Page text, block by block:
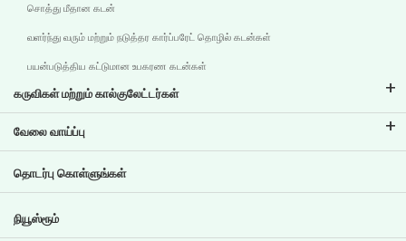
சொத்து மீதான கடன்
வளர்ந்து வரும் மற்றும் நடுத்தர கார்ப்பரேட் தொழில் கடன்கள்
பயன்படுத்திய கட்டுமான உபகரண கடன்கள்
கருவிகள் மற்றும் கால்குலேட்டர்கள்
இஎம்ஐ கால்குலேட்டர்
இரு சக்கர வாகனக் கடன் இஎம்ஐ கால்குலேட்டர்
கார் மதிப்பீட்டு கருவி
வேலை வாய்ப்பு
தற்போதைய வேலை வாய்ப்புகள்
தொடர்பு கொள்ளுங்கள்
நியூஸ்ரூம்